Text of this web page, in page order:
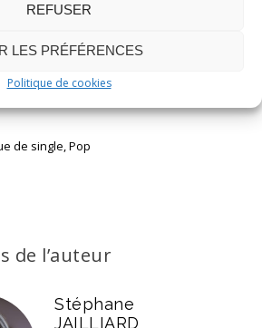
REFUSER
LES PRÉFÉRENCES
Politique de cookies
de single,Pop
de l’auteur
Stéphane
JAILLIARD